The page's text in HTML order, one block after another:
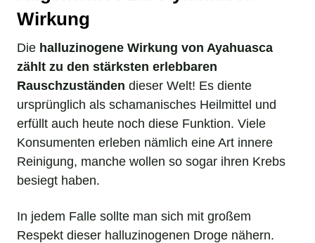
Wirkung
Die halluzinogene Wirkung von Ayahuasca
zählt zu den stärksten erlebbaren
Rauschzuständen dieser Welt! Es diente
ursprünglich als schamanisches Heilmittel und
erfüllt auch heute noch diese Funktion. Viele
Konsumenten erleben nämlich eine Art innere
Reinigung, manche wollen so sogar ihren Krebs
besiegt haben.
In jedem Falle sollte man sich mit großem
Respekt dieser halluzinogenen Droge nähern.